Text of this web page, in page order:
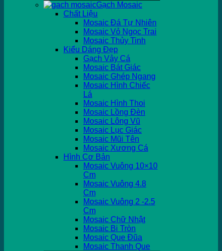
Gạch Mosaic
Chất Liệu
Mosaic Đá Tự Nhiên
Mosaic Vỏ Ngọc Trai
Mosaic Thủy Tinh
Kiểu Dáng Đẹp
Gạch Vảy Cá
Mosaic Bát Giác
Mosaic Ghép Ngang
Mosaic Hình Chiếc
Lá
Mosaic Hình Thoi
Mosaic Lồng Đèn
Mosaic Lông Vũ
Mosaic Lục Giác
Mosaic Mũi Tên
Mosaic Xương Cá
Hình Cơ Bản
Mosaic Vuông 10×10
Cm
Mosaic Vuông 4.8
Cm
Mosaic Vuông 2 -2.5
Cm
Mosaic Chữ Nhật
Mosaic Bi Tròn
Mosaic Que Đũa
Mosaic Thanh Que